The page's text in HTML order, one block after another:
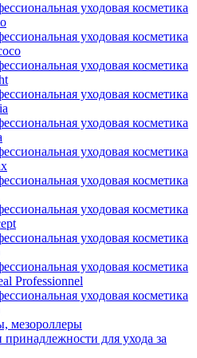
уходовая косметика
уходовая косметика
уходовая косметика
уходовая косметика
уходовая косметика
уходовая косметика
уходовая косметика
уходовая косметика
уходовая косметика
уходовая косметика
Professionnel
уходовая косметика
мезороллеры
принадлежности для ухода за